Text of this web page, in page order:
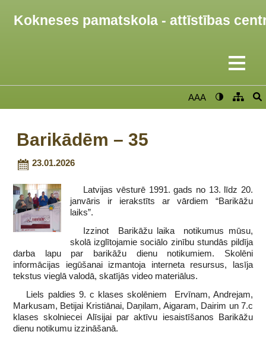
Kokneses pamatskola - attīstības
AAA
Barikādēm – 35
23.01.2026
Latvijas vēsturē 1991. gads no 13. līdz 20.
janvāris ir ierakstīts ar vārdiem “Barikāžu
laiks”.
Izzinot Barikāžu laika notikumus mūsu,
skolā izglītojamie sociālo zinību stundās pildīja
darba lapu par barikāžu dienu notikumiem. Skolēni
informācijas iegūšanai izmantoja interneta resursus, lasīja
tekstus vieglā valodā, skatījās video materiālus.
Liels paldies 9. c klases skolēniem Ervīnam, Andrejam,
Markusam, Betijai Kristiānai, Daņilam, Aigaram, Dairim un 7.c
klases skolniecei Alīsijai par aktīvu iesaistīšanos Barikāžu
dienu notikumu izzināšanā.